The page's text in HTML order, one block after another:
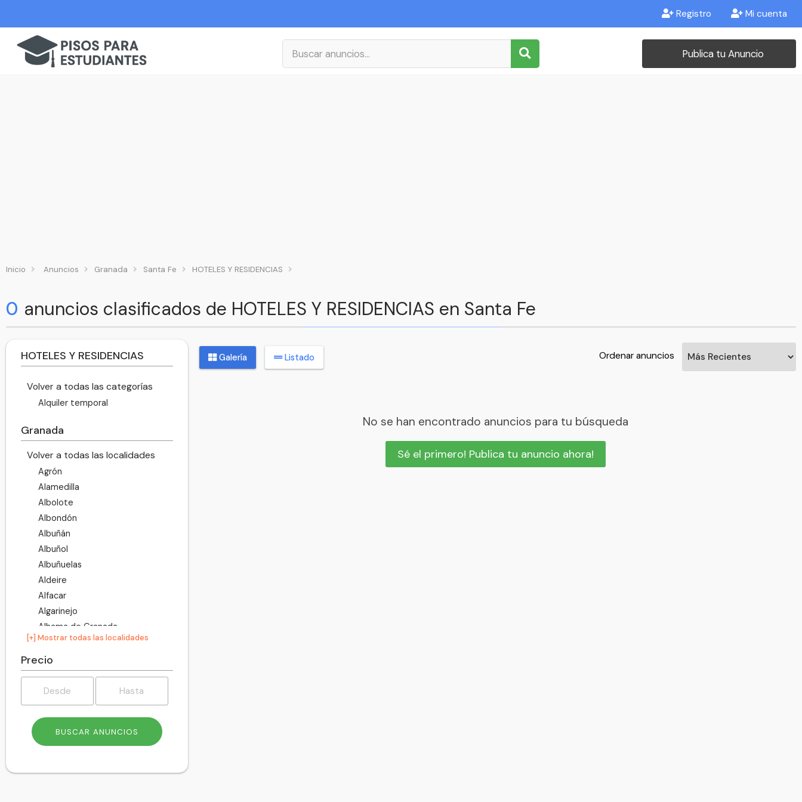
Registro Mi cuenta
Publica tu Anuncio
Inicio Anuncios Granada Santa Fe HOTELES Y RESIDENCIAS
0 anuncios clasificados de HOTELES Y RESIDENCIAS en Santa Fe
HOTELES Y RESIDENCIAS
Volver a todas las categorías
Alquiler temporal
Granada
Volver a todas las localidades
Agrón
Alamedilla
Albolote
Albondón
Albuñán
Albuñol
Albuñuelas
Aldeire
Alfacar
Algarinejo
Alhama de Granada
Alhendín
Alicún de Ortega
Almegíjar
Almuñécar
Alpujarra de la Sierra
Alquife
Arenas del Rey
[+] Mostrar todas las localidades
Precio
Galería Listado Ordenar anuncios
No se han encontrado anuncios para tu búsqueda
Sé el primero! Publica tu anuncio ahora!